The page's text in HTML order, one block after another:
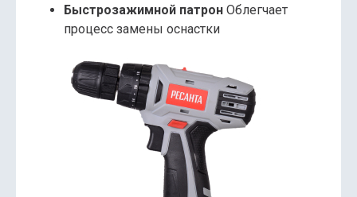
Быстрозажимной патрон Облегчает
процесс замены оснастки